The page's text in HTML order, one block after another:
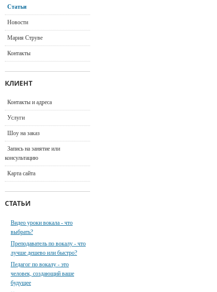
Статьи
Новости
Мария Струве
Контакты
КЛИЕНТ
Контакты и адреса
Услуги
Шоу на заказ
Запись на занятие или
консультацию
Карта сайта
СТАТЬИ
Видео уроки вокала - что
выбрать?
Преподаватель по вокалу - что
лучше дешево или быстро?
Педагог по вокалу - это
человек, создающий ваше
будущее